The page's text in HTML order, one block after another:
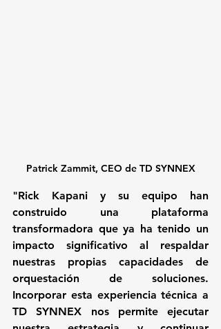
Patrick Zammit, CEO de TD SYNNEX
"Rick Kapani y su equipo han
construido una plataforma
transformadora que ya ha tenido un
impacto significativo al respaldar
nuestras propias capacidades de
orquestación de soluciones.
Incorporar esta experiencia técnica a
TD SYNNEX nos permite ejecutar